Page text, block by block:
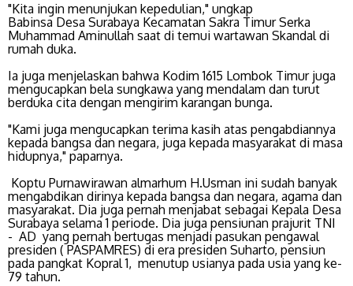
"Kita ingin menunjukan kepedulian," ungkap
Babinsa Desa Surabaya Kecamatan Sakra Timur Serka
Muhammad Aminullah saat di temui wartawan Skandal di
rumah duka.
Ia juga menjelaskan bahwa Kodim 1615 Lombok Timur juga
mengucapkan bela sungkawa yang mendalam dan turut
berduka cita dengan mengirim karangan bunga.
"Kami juga mengucapkan terima kasih atas pengabdiannya
kepada bangsa dan negara, juga kepada masyarakat di masa
hidupnya," paparnya.
Koptu Purnawirawan almarhum H.Usman ini sudah banyak
mengabdikan dirinya kepada bangsa dan negara, agama dan
masyarakat. Dia juga pernah menjabat sebagai Kepala Desa
Surabaya selama 1 periode. Dia juga pensiunan prajurit TNI
- AD yang pernah bertugas menjadi pasukan pengawal
presiden ( PASPAMRES) di era presiden Suharto, pensiun
pada pangkat Kopral 1, menutup usianya pada usia yang ke-
79 tahun.